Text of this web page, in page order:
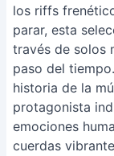
los riffs
parar, esta
través de solos
paso del
historia de la
protagonista
emociones
cuerdas